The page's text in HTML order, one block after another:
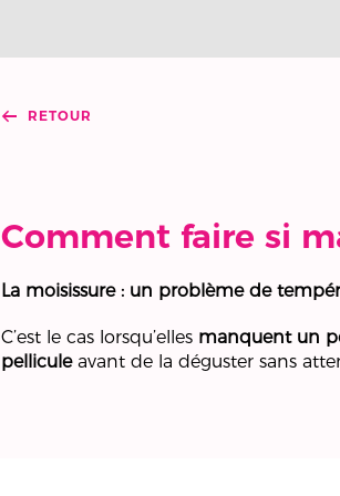
RETOUR
Comment faire si
La moisissure : un problème de
C’est le cas lorsqu’elles manquent un
pelliculeavant de la déguster sans